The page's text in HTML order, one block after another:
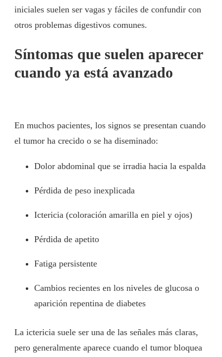
iniciales suelen ser vagas y fáciles de confundir con
otros problemas digestivos comunes.
Síntomas que suelen aparecer
cuando ya está avanzado
En muchos pacientes, los signos se presentan cuando
el tumor ha crecido o se ha diseminado:
Dolor abdominal que se irradia hacia la espalda
Pérdida de peso inexplicada
Ictericia (coloración amarilla en piel y ojos)
Pérdida de apetito
Fatiga persistente
Cambios recientes en los niveles de glucosa o
aparición repentina de diabetes
La ictericia suele ser una de las señales más claras,
pero generalmente aparece cuando el tumor bloquea